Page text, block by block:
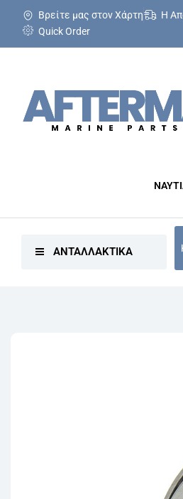
Βρείτε μας στον Χάρτη
Η
Quick Order
ΑΝΤΑΛΛΑΚΤΙΚΑ